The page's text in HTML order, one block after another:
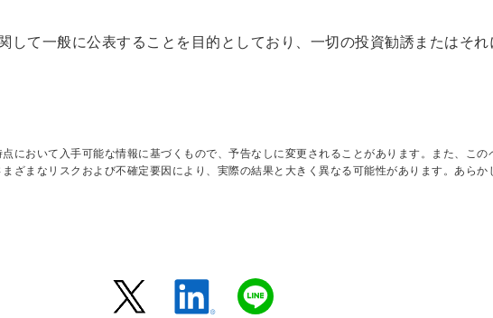
して一般に公表することを目的としており、一切の投資勧誘またはそ
において入手可能な情報に基づくもので、予告なしに変更されることがあります。また、この
ざまなリスクおよび不確定要因により、実際の結果と大きく異なる可能性があります。あらか